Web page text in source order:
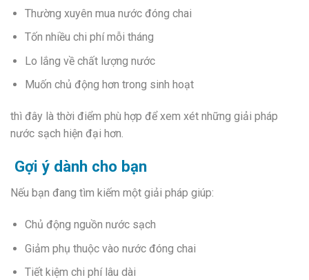
Thường xuyên mua nước đóng chai
Tốn nhiều chi phí mỗi tháng
Lo lắng về chất lượng nước
Muốn chủ động hơn trong sinh hoạt
thì đây là thời điểm phù hợp để xem xét những giải pháp
nước sạch hiện đại hơn.
Gợi ý dành cho bạn
Nếu bạn đang tìm kiếm một giải pháp giúp:
Chủ động nguồn nước sạch
Giảm phụ thuộc vào nước đóng chai
Tiết kiệm chi phí lâu dài